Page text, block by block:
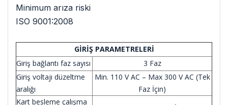
Minimum arıza riski
ISO 9001:2008
GİRİŞ PARAMETRELERİ
Giriş bağlantı faz sayısı
3 Faz
Giriş voltajı düzeltme
aralığı
Min. 110 V AC – Max 300 V AC (Tek
Faz İçin)
Kart besleme çalışma